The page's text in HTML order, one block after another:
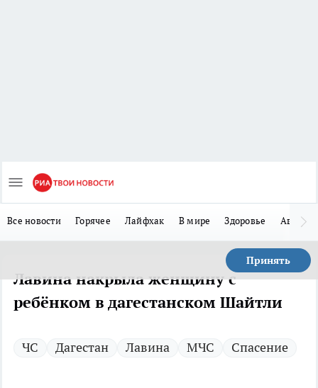
Все новости Горячее Лайфхак В мире Здоровье Авто
Принять
Лавина накрыла женщину с
ребёнком в дагестанском Шайтли
ЧС Дагестан Лавина МЧС Спасение